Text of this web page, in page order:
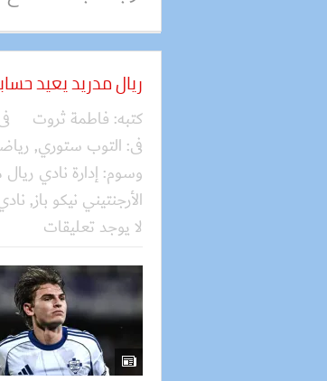
ريال مدريد يعيد
كتبه: فاطمة ثروت
فى: التوب ستوري,
وسوم: إدارة نادي
الأرجنتيني نيكو باز,
لا يوجد تعليقات